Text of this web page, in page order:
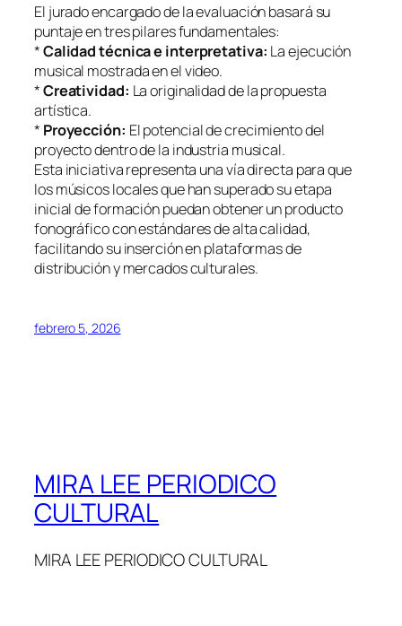
El jurado encargado de la evaluación basará su
puntaje en tres pilares fundamentales:
*Calidad técnica e interpretativa: La ejecución
musical mostrada en el video.
*Creatividad: La originalidad de la propuesta
artística.
* Proyección: El potencial de crecimiento del
proyecto dentro de la industria musical.
Esta iniciativa representa una vía directa para que
los músicos locales que han superado su etapa
inicial de formación puedan obtener un producto
fonográfico con estándares de alta calidad,
facilitando su inserción en plataformas de
distribución y mercados culturales.
febrero 5, 2026
MIRA LEE PERIODICO
CULTURAL
MIRA LEE PERIODICO CULTURAL